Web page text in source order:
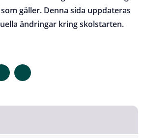
gäller. Denna sida uppdateras
ändringar kring skolstarten.